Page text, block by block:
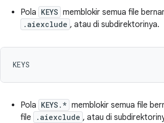
Pola KEYS memblokir semua file
.aiexclude , atau di subdirektorinya.
Pola KEYS.* memblokir semua file
file
.aiexclude , atau di